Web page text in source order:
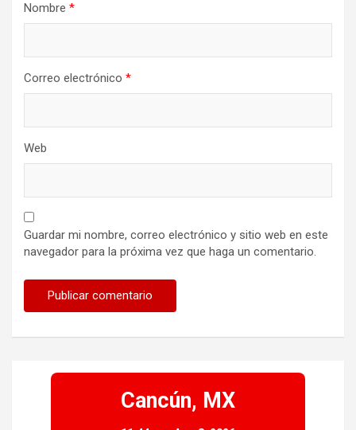
Nombre *
Correo electrónico *
Web
Guardar mi nombre, correo electrónico y sitio web en este
navegador para la próxima vez que haga un comentario.
Cancún, MX